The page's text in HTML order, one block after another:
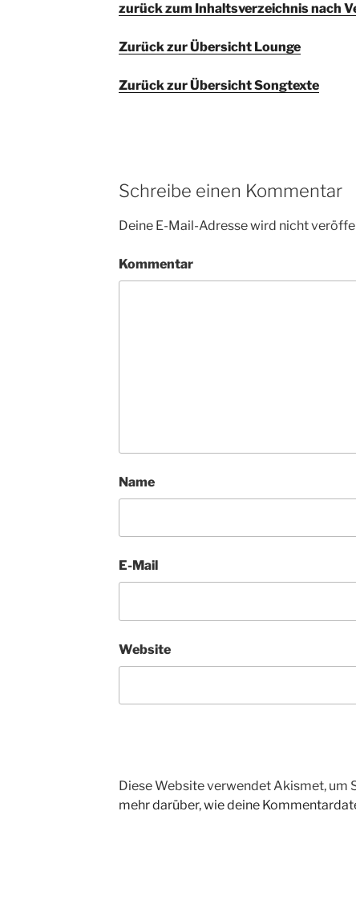
zurück zum Inhaltsverzeichnis nach
Zurück zur Übersicht Lounge
Zurück zur Übersicht Songtexte
Schreibe einen Kommentar
Deine E-Mail-Adresse wird nicht
Kommentar
Name
E-Mail
Website
Diese Website verwendet Akismet, um
mehr darüber, wie deine